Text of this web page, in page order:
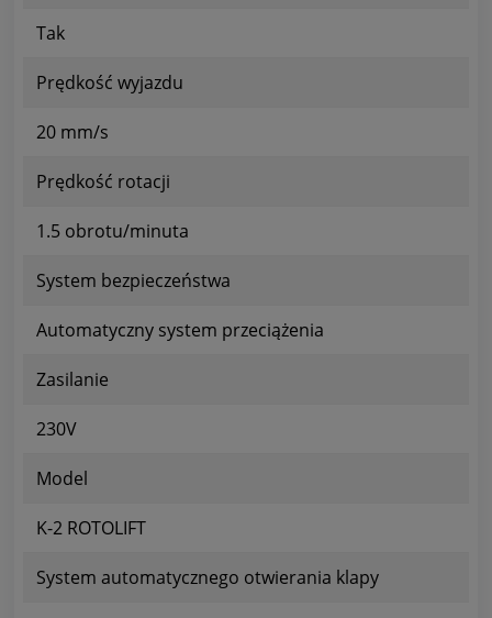
Tak
Prędkość wyjazdu
20 mm/s
Prędkość rotacji
1.5 obrotu/minuta
System bezpieczeństwa
Automatyczny system przeciążenia
Zasilanie
230V
Model
K-2 ROTOLIFT
System automatycznego otwierania klapy